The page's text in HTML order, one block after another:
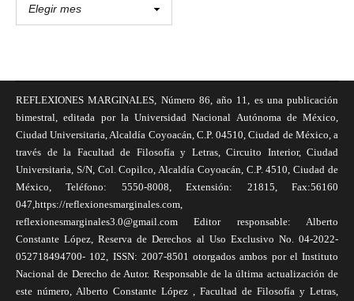
REFLEXIONES MARGINALES, Número 86, año 11, es una publicación
bimestral, editada por la Universidad Nacional Autónoma de México,
Ciudad Universitaria, Alcaldía Coyoacán, C.P. 04510, Ciudad de México, a
través de la Facultad de Filosofía y Letras, Circuito Interior, Ciudad
Universitaria, S/N, Col. Copilco, Alcaldía Coyoacán, C.P. 4510, Ciudad de
México, Teléfono: 5550-8008, Extensión: 21815, Fax:56160
047,https://reflexionesmarginales.com,
reflexionesmarginales3.0@gmail.com Editor responsable: Alberto
Constante López, Reserva de Derechos al Uso Exclusivo No. 04-2022-
052718494700- 102, ISSN: 2007-8501 otorgados ambos por el Instituto
Nacional de Derecho de Autor. Responsable de la última actualización de
este número, Alberto Constante López , Facultad de Filosofía y Letras,